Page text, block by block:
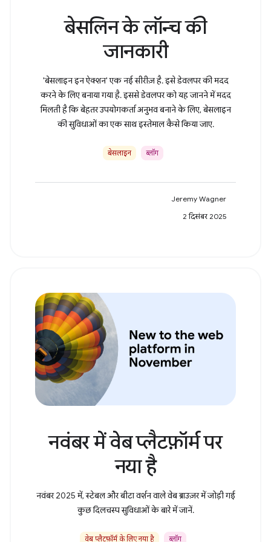
बेसलिन के लॉन्च की
जानकारी
'बेसलाइन इन ऐक्शन' एक नई सीरीज़ है. इसे डेवलपर की मदद
करने के लिए बनाया गया है. इससे डेवलपर को यह जानने में मदद
मिलती है कि बेहतर उपयोगकर्ता अनुभव बनाने के लिए, बेसलाइन
की सुविधाओं का एक साथ इस्तेमाल कैसे किया जाए.
बेसलाइन ब्लॉग
Jeremy Wagner
2 दिसंबर 2025
नवंबर में वेब प्लैटफ़ॉर्म पर
नया है
नवंबर 2025 में, स्टेबल और बीटा वर्शन वाले वेब ब्राउज़र में जोड़ी गई
कुछ दिलचस्प सुविधाओं के बारे में जानें.
वेब प्लैटफ़ॉर्म के लिए नया है ब्लॉग